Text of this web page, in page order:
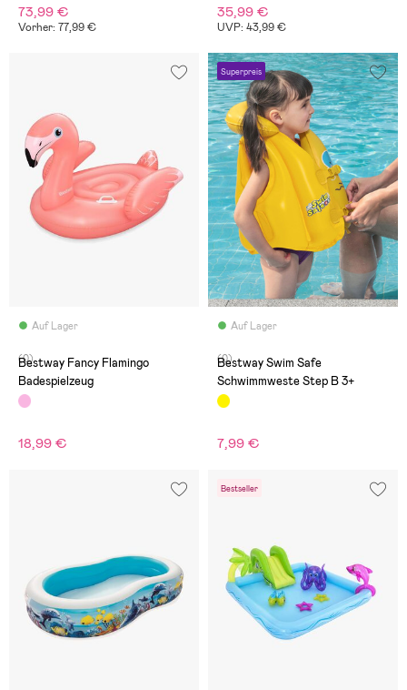
73,99 €
Vorher: 77,99 €
35,99 €
UVP: 43,99 €
Auf Lager
(0)
Bestway Fancy Flamingo
Badespielzeug
18,99 €
Superpreis
Auf Lager
(0)
Bestway Swim Safe
Schwimmweste Step B 3+
7,99 €
Bestseller